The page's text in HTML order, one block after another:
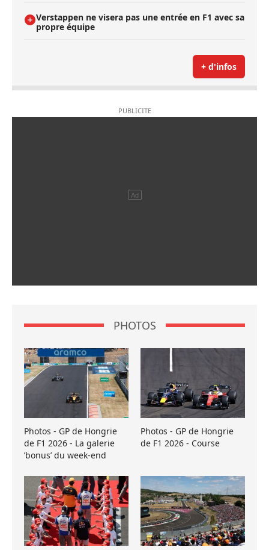
Verstappen ne visera pas une entrée en F1 avec sa
propre équipe
+ d'infos
PHOTOS
Photos - GP de Hongrie
de F1 2026 - La galerie
’bonus’ du week-end
Photos - GP de Hongrie
de F1 2026 - Course